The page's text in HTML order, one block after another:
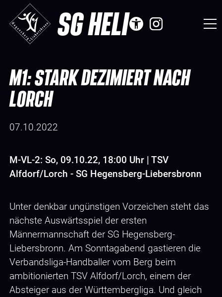
SG HELI
M1: STARK DEZIMIERT NACH
LORCH
07.10.2022
M-VL-2: So, 09.10.22, 18:00 Uhr | TSV
Alfdorf/Lorch - SG Hegensberg-Liebersbronn
Unter denkbar ungünstigen Vorzeichen steht das
nächste Auswärtsspiel der ersten
Männermannschaft der SG Hegensberg-
Liebersbronn. Am Sonntagabend gastieren die
Verbandsliga-Handballer vom Berg beim
ambitionierten TSV Alfdorf/Lorch, einem der
Absteiger aus der Württembergliga. Und gleich